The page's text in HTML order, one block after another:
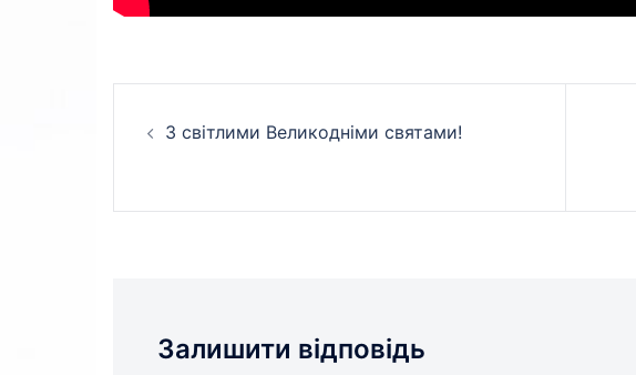
запису
З світлими Великодніми святами!
Залишити відповідь